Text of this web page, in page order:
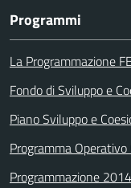
Programmi
La Programmazione
Fondo di Sviluppo e
Piano Sviluppo e
Programma
Programmazione